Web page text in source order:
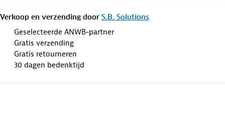
Verkoop en verzending door S.B. Solutions
Geselecteerde ANWB-partner
Gratis verzending
Gratis retourneren
30 dagen bedenktijd